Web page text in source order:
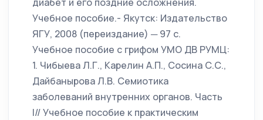
Учебное пособие.- Якутск: Издательство
ЯГУ, 2008 (переиздание) ─ 97 с.
Учебное пособие с грифом УМО ДВ РУМЦ:
1. Чибыева Л.Г., Карелин А.П., Сосина С.С.,
Дайбанырова Л.В. Семиотика
заболеваний внутренних органов. Часть
I// Учебное пособие к практическим